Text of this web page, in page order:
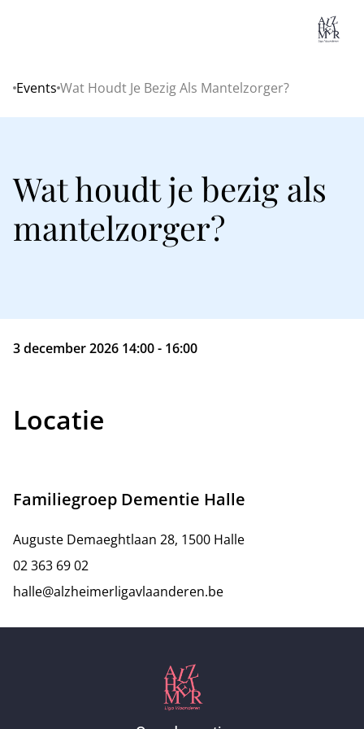
Home
Events Wat Houdt Je Bezig Als Mantelzorger?
Wat houdt je bezig als
mantelzorger?
3 december 2026 14:00 - 16:00
Locatie
Familiegroep Dementie Halle
Auguste Demaeghtlaan 28, 1500 Halle
02 363 69 02
halle@alzheimerligavlaanderen.be